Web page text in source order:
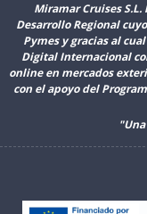
Miramar Cruises
Desarrollo Regional
Pymes y gracias al
Digital Internacional
online en mercados
con el apoyo del